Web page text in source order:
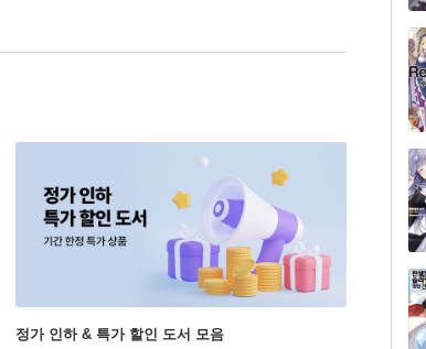
정가 인하 & 특가 할인 도서 모음